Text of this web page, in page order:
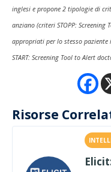
inglesi e propone 2 tipologie di
anziano (criteri STOPP: Screening
appropriati per lo stesso
START: Screening Tool to Alert
Risorse